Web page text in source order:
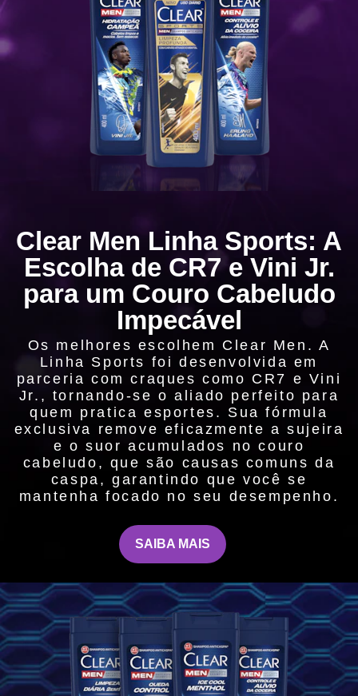
Clear Men Linha Sports: A
Escolha de CR7 e Vini Jr.
para um Couro Cabeludo
Impecável
Os melhores escolhem Clear Men. A
Linha Sports foi desenvolvida em
parceria com craques como CR7 e Vini
Jr., tornando-se o aliado perfeito para
quem pratica esportes. Sua fórmula
exclusiva remove eficazmente a sujeira
e o suor acumulados no couro
cabeludo, que são causas comuns da
caspa, garantindo que você se
mantenha focado no seu desempenho.
SAIBA MAIS